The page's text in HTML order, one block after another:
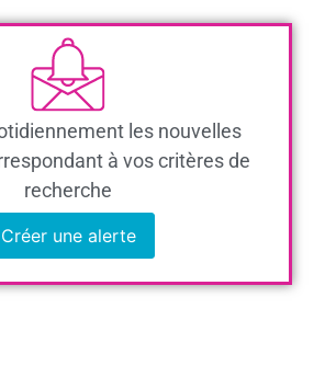
les nouvelles
à vos critères de
recherche
Créer une alerte